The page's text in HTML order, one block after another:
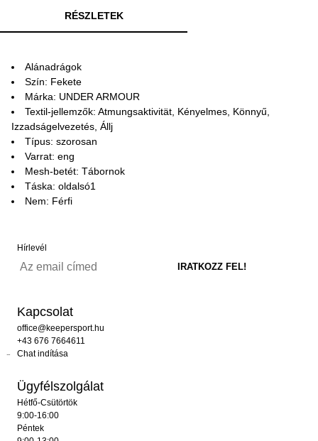
RÉSZLETEK
Alánadrágok
Szín: Fekete
Márka: UNDER ARMOUR
Textil-jellemzők: Atmungsaktivität, Kényelmes, Könnyű,
Izzadságelvezetés, Állj
Típus: szorosan
Varrat: eng
Mesh-betét: Tábornok
Táska: oldalsó1
Nem: Férfi
Hírlevél
Kapcsolat
office@keepersport.hu
+43 676 7664611
Chat indítása
Ügyfélszolgálat
Hétfő-Csütörtök
9:00-16:00
Péntek